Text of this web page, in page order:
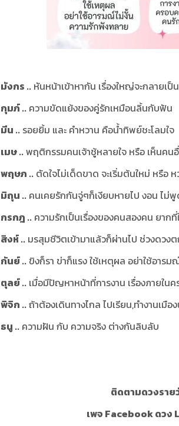
มังกร .. หันหน้าเข้าหากัน เรื่องใหญ่จะกลายเป็
กุมภ์ .. ความขัดแย้งของคู่รักเหมือนลิ้นกับฟัน
มีน .. รอยยิ้ม และ คำหวาน คือน้ำทิพย์ชะโลมใจ
เมษ ..พฤติกรรมคนเจ้าชู้หลายใจ หรือ เห็นค
พฤษภ .. ตัดใจไม่เด็ดขาด จะเริ่มต้นใหม่ หรื
มิถุน .. คนเคยรักกันจู่ๆก็เงียบหายไป งอน ไม่
กรกฎ .. ความรักเป็นเรื่องของคนสองคน ยาก
สิงห์ .. มรสุมชีวิตเข้ามาแล้วก็ผ่านไป ช่วงดวง
กันย์ .. ขิงก็รา ข่าก็แรง ใช้เหตุผล อย่าใช้อาร
ตุลย์ .. เมื่อมีปัญหาหน้าที่การงาน เรื่องภายใน
พิจิก ..ถ้าต้องเดินทางไกล ไปเรียน,ทำงานเมื
ธนู .. ความฝัน กับ ความจริง ต่างกันลิบลับ
ติดตามดวงราย
เพจ Facebook ดวง